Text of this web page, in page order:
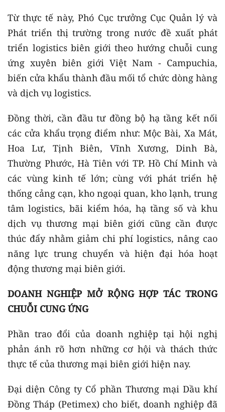
Từ thực tế này, Phó Cục trưởng Cục Quản lý và
Phát triển thị trường trong nước đề xuất phát
triển logistics biên giới theo hướng chuỗi cung
ứng xuyên biên giới Việt Nam - Campuchia,
biến cửa khẩu thành đầu mối tổ chức dòng hàng
và dịch vụ logistics.
Đồng thời, cần đầu tư đồng bộ hạ tầng kết nối
các cửa khẩu trọng điểm như: Mộc Bài, Xa Mát,
Hoa Lư, Tịnh Biên, Vĩnh Xương, Dinh Bà,
Thường Phước, Hà Tiên với TP. Hồ Chí Minh và
các vùng kinh tế lớn; cùng với phát triển hệ
thống cảng cạn, kho ngoại quan, kho lạnh, trung
tâm logistics, bãi kiểm hóa, hạ tầng số và khu
dịch vụ thương mại biên giới cũng cần được
thúc đẩy nhằm giảm chi phí logistics, nâng cao
năng lực trung chuyển và hiện đại hóa hoạt
động thương mại biên giới.
DOANH NGHIỆP MỞ RỘNG HỢP TÁC TRONG
CHUỖI CUNG ỨNG
Phần trao đổi của doanh nghiệp tại hội nghị
phản ánh rõ hơn những cơ hội và thách thức
thực tế của thương mại biên giới hiện nay.
Đại diện Công ty Cổ phần Thương mại Dầu khí
Đồng Tháp (Petimex) cho biết, doanh nghiệp đã